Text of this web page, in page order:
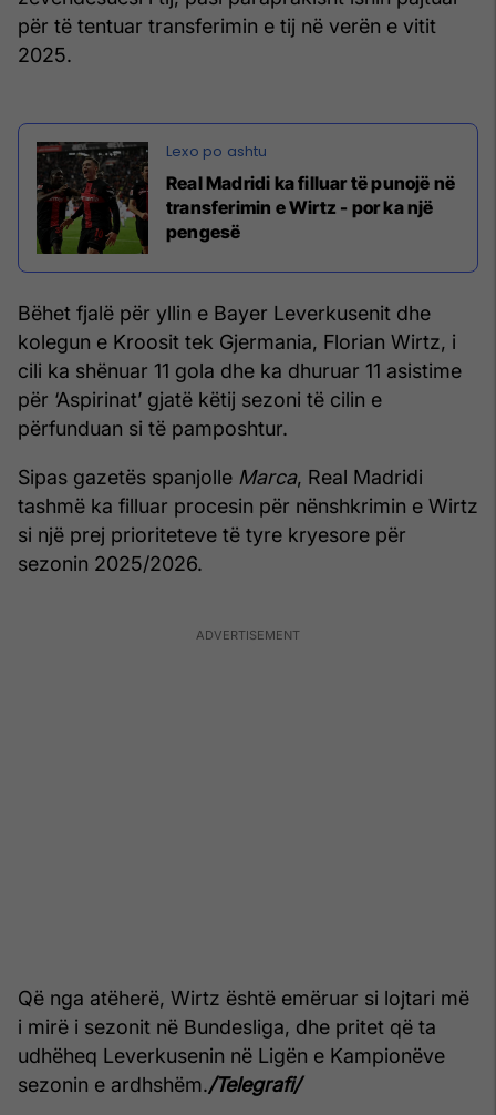
për të tentuar transferimin e tij në verën e vitit
2025.
Real Madridi ka filluar të punojë në
transferimin e Wirtz - por ka një
pengesë
Bëhet fjalë për yllin e Bayer Leverkusenit dhe
kolegun e Kroosit tek Gjermania, Florian Wirtz, i
cili ka shënuar 11 gola dhe ka dhuruar 11 asistime
për ‘Aspirinat’ gjatë këtij sezoni të cilin e
përfunduan si të pamposhtur.
Sipas gazetës spanjolle Marca, Real Madridi
tashmë ka filluar procesin për nënshkrimin e Wirtz
si një prej prioriteteve të tyre kryesore për
sezonin 2025/2026.
Që nga atëherë, Wirtz është emëruar si lojtari më
i mirë i sezonit në Bundesliga, dhe pritet që ta
udhëheq Leverkusenin në Ligën e Kampionëve
sezonin e ardhshëm./Telegrafi/